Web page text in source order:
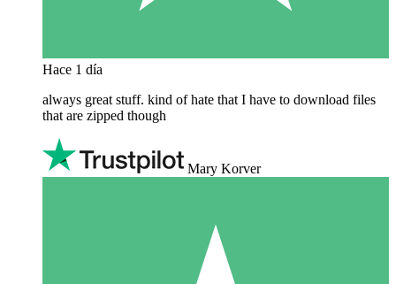
Hace 1 día
always great stuff. kind of hate that I have to download files
that are zipped though
Mary Korver